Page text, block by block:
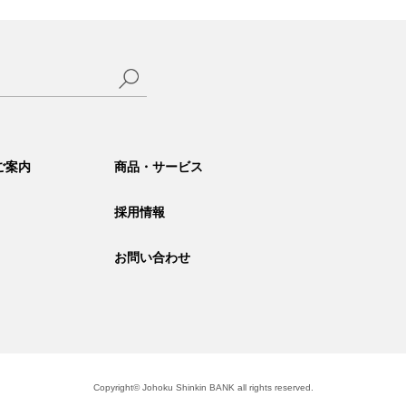
ト
索
案内 商品・サービス
採用情報
お問い合わせ
Copyright© Johoku Shinkin BANK all rights reserved.